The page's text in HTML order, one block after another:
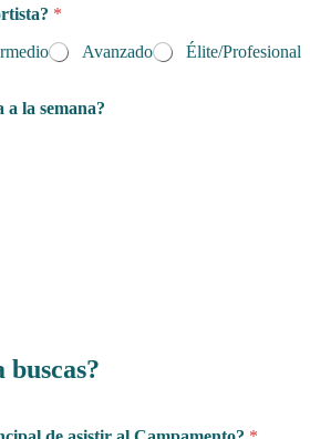
*
Avanzado Élite/Profesional
a la semana?